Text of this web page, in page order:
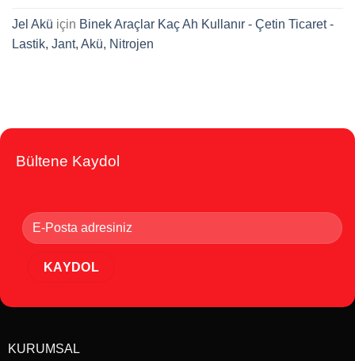
Jel Akü için Binek Araçlar Kaç Ah Kullanır - Çetin Ticaret -
Lastik, Jant, Akü, Nitrojen
Bültene Kaydol
KURUMSAL